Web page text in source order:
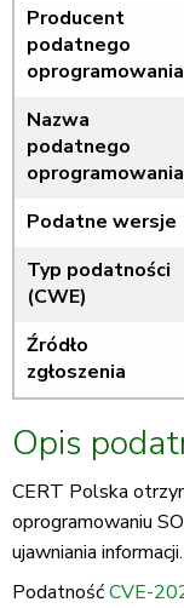
Producent
podatnego
oprogramowania
Nazwa
podatnego
oprogramowania
Podatne wersje
Typ podatności
(CWE)
Źródło
zgłoszenia
Opis
CERT Polska
oprogramowaniu
ujawniania informacji.
PodatnośćCVE-